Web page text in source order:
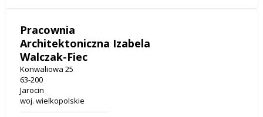
Pracownia
Architektoniczna Izabela
Walczak-Fiec
Konwaliowa 25
63-200
Jarocin
woj. wielkopolskie